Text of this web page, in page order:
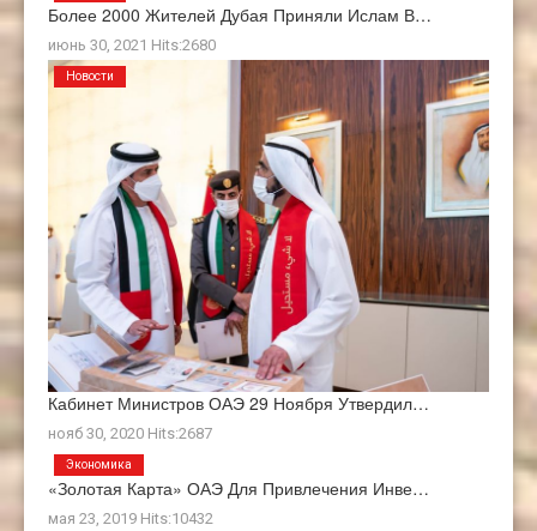
Более 2000 Жителей Дубая Приняли Ислам В…
июнь 30, 2021 Hits:2680
Кабинет Министров ОАЭ 29 Ноября Утвердил…
нояб 30, 2020 Hits:2687
Новости
«Золотая Карта» ОАЭ Для Привлечения Инве…
мая 23, 2019 Hits:10432
Экономика